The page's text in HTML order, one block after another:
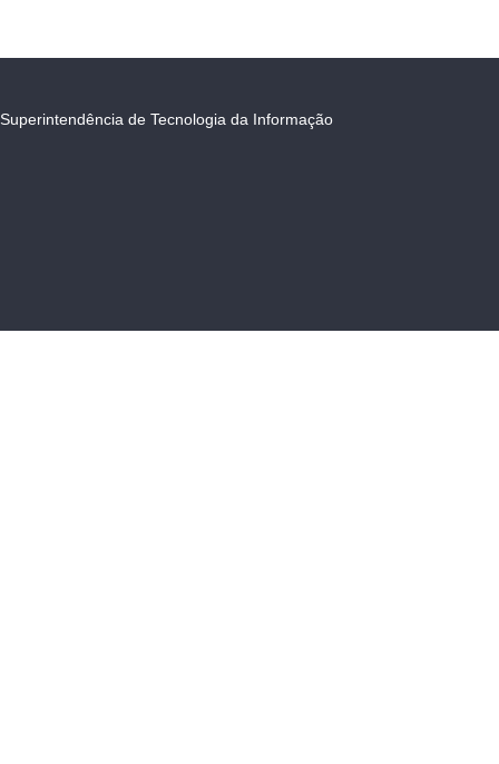
Superintendência de Tecnologia da Informação